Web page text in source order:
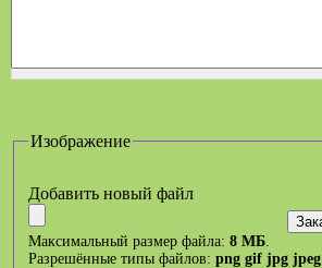
Изображение
Добавить новый файл
Максимальный размер файла: 8 МБ
Разрешённые типы файлов: png gif jpg jpeg